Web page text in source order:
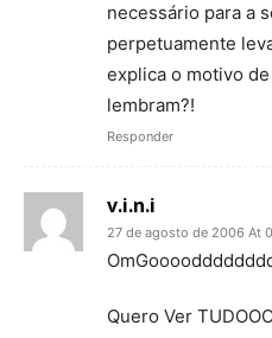
necessário para a
perpetuamente
explica o motivo
lembram?!
Responder
v.i.n.i
27 de agosto de 2006 At
Quero Ver